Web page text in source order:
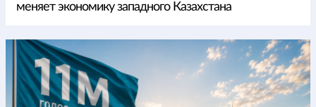
меняет экономику западного Казахстана